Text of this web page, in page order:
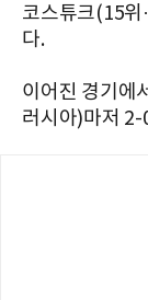
코스튜크(15
다.
이어진 경기에
러시아)마저 2-